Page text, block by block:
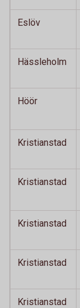
Eslöv
Hässleholm
Höör
Kristianstad
Kristianstad
Kristianstad
Kristianstad
Kristianstad